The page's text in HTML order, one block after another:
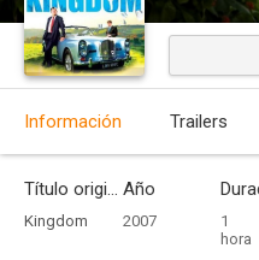
Información Trailers
Título original
Kingdom
Año
2007
1
hora